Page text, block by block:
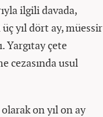
ilgili davada,
yıl dört ay, müessir
Yargıtay çete
cezasında usul
on yıl on ay